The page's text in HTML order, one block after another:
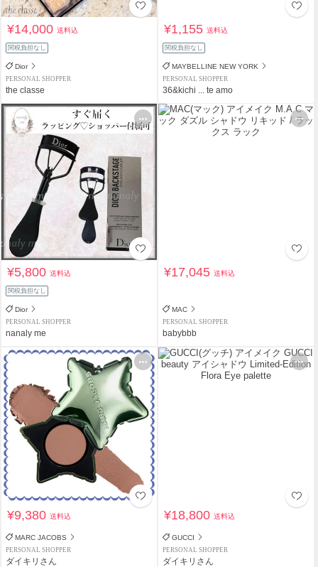
¥14,000送料込
関税負担なし
Dior
PERSONAL SHOPPER
the classe
¥1,155送料込
関税負担なし
MAYBELLINE NEW YORK
PERSONAL SHOPPER
36&kichi ... te amo
¥5,800送料込
関税負担なし
Dior
PERSONAL SHOPPER
nanaly me
¥17,045送料込
MAC
PERSONAL SHOPPER
babybbb
¥9,380送料込
MARC JACOBS
PERSONAL SHOPPER
ダイキリさん
¥18,800送料込
GUCCI
PERSONAL SHOPPER
ダイキリさん